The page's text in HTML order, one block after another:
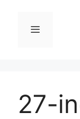
ニ
27-